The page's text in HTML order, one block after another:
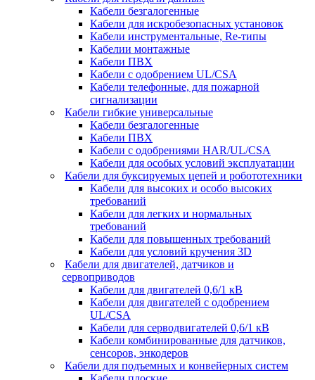
Кабели безгалогенные
Кабели для искробезопасных установок
Кабели инструментальные, Re-типы
Кабелии монтажные
Кабели ПВХ
Кабели с одобрением UL/CSA
Кабели телефонные, для пожарной
сигнализации
Кабели гибкие универсальные
Кабели безгалогенные
Кабели ПВХ
Кабели с одобрениями HAR/UL/CSA
Кабели для особых условий эксплуатации
Кабели для буксируемых цепей и робототехники
Кабели для высоких и особо высоких
требований
Кабели для легких и нормальных
требований
Кабели для повышенных требований
Кабели для условий кручения 3D
Кабели для двигателей, датчиков и
сервоприводов
Кабели для двигателей 0,6/1 кВ
Кабели для двигателей с одобрением
UL/CSA
Кабели для серводвигателей 0,6/1 кВ
Кабели комбинированные для датчиков,
cенсоров, энкодеров
Кабели для подъемных и конвейерных систем